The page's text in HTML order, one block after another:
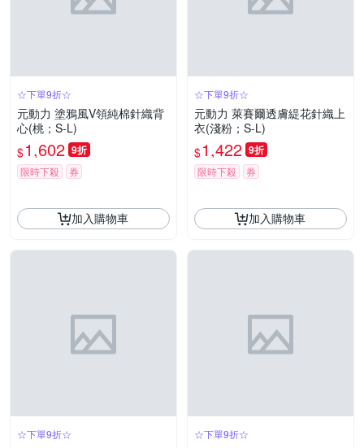
☆下單9折☆
元動力 塗鴉風V領純棉針織背
心(桃；S-L)
$1,602 9折
限時下殺 券
加入購物車
☆下單9折☆
元動力 萊賽爾透膚緹花針織上
衣(淺粉；S-L)
$1,422 9折
限時下殺 券
加入購物車
☆下單9折☆ ☆下單9折☆